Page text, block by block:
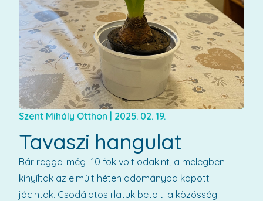
Szent Mihály Otthon 2025. 02. 19.
Tavaszi hangulat
Bár reggel még -10 fok volt odakint, a melegben
kinyíltak az elmúlt héten adományba kapott
jácintok. Csodálatos illatuk betölti a közösségi